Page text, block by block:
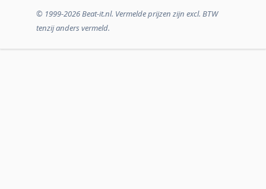
© 1999-2026 Beat-it.nl. Vermelde prijzen zijn excl. BTW
tenzij anders vermeld.